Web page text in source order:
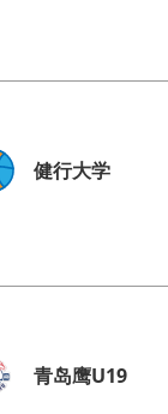
健行大学
青岛鹰U19